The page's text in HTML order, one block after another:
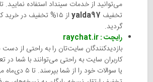
تخفیف yalda97
از ۱۵% تخفیف در
گردید.
رایچت : raychat.ir
بازدیدکنندگان سایت‌تان را به راحتی از
کاربران سایت به راحتی می‌توانند با شما در